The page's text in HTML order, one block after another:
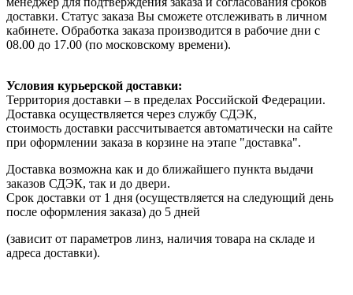
доставки. Статус заказа Вы сможете отслеживать в личном
кабинете. Обработка заказа производится в рабочие дни с
08.00 до 17.00 (по московскому времени).
Условия курьерской доставки:
Территория доставки – в пределах Российской Федерации.
Доставка осуществляется через службу СДЭК,
стоимость доставки рассчитывается автоматически на сайте
при оформлении заказа в корзине на этапе "доставка".
Доставка возможна как и до ближайшего пункта выдачи
заказов СДЭК, так и до двери.
Срок доставки от 1 дня (осуществляется на следующий день
после оформления заказа) до 5 дней
(зависит от параметров линз, наличия товара на складе и
адреса доставки).